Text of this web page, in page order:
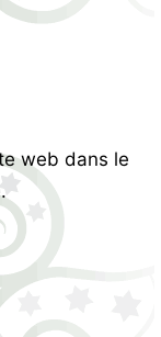
web dans le